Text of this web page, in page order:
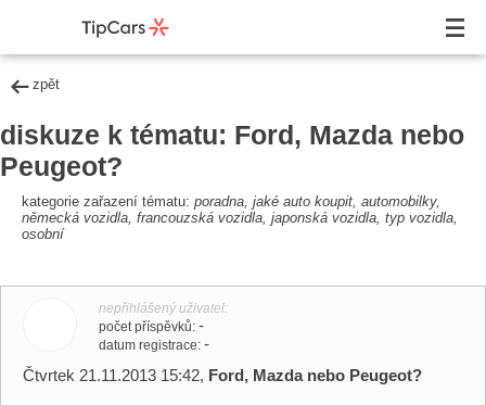
zpět
diskuze k tématu: Ford, Mazda nebo
Peugeot?
kategorie zařazení tématu: poradna, jaké auto koupit, automobilky,
německá vozidla, francouzská vozidla, japonská vozidla, typ vozidla,
osobní
nepřihlášený uživatel
počet příspěvků -
datum registrace -
Čtvrtek 21.11.2013 15:42, Ford, Mazda nebo Peugeot?